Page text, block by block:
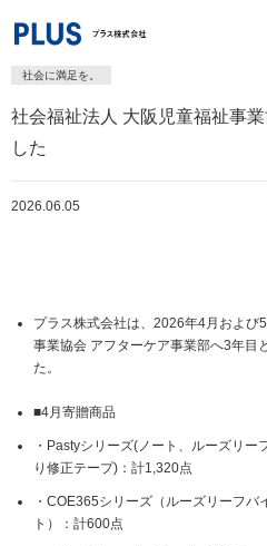
Chinese
サステナビリティ
プラスグループのサステナビリティ
社会最適のあゆみ
コーポレート・ガバナンス
主な規程・方針、認証取得状況
私たちのアクション
「文具の環境配慮」への挑戦
グループ構成図
国内外拠点一覧
沿革・年代別トピックス
電子公告・決算公告
ニュースリリース
カタログ TOP
文具・事務用品サイト
ミーティングツールサイト
お問い合わせ
ミーティングツール
社会に満足を。
社会福祉法人 大阪児童福祉事
した
2026.06.05
プラス株式会社は、2026年4月および
事業協会 アフターケア事業部へ3年目
た。
■4月寄贈商品
・Pastyシリーズ(ノート、ルーズリー
り修正テープ)：計1,320点
・COE365シリーズ（ルーズリーフ
ト）：計600点